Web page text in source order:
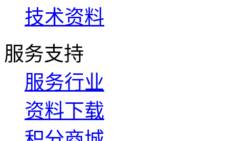
技术资料
服务支持
服务行业
资料下载